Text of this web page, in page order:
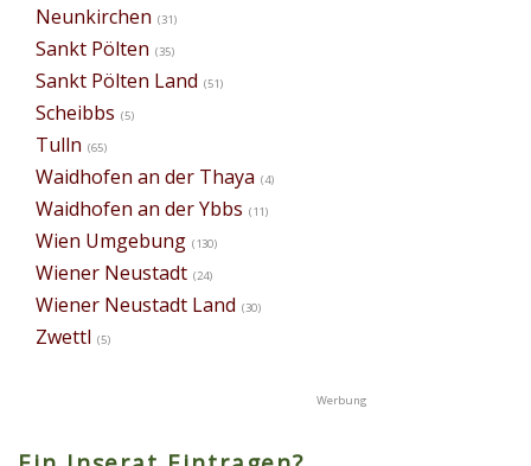
Neunkirchen (31)
Sankt Pölten (35)
Sankt Pölten Land (51)
Scheibbs (5)
Tulln (65)
Waidhofen an der Thaya (4)
Waidhofen an der Ybbs (11)
Wien Umgebung (130)
Wiener Neustadt (24)
Wiener Neustadt Land (30)
Zwettl (5)